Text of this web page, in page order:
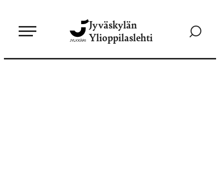
sisältöön
Jyväskylän
Ylioppilaslehti
Siirry